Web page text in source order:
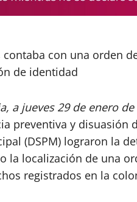
contaba con una orden
de identidad
a jueves 29 de enero de
preventiva y disuasión
(DSPM) lograron la
la localización de una
registrados en la